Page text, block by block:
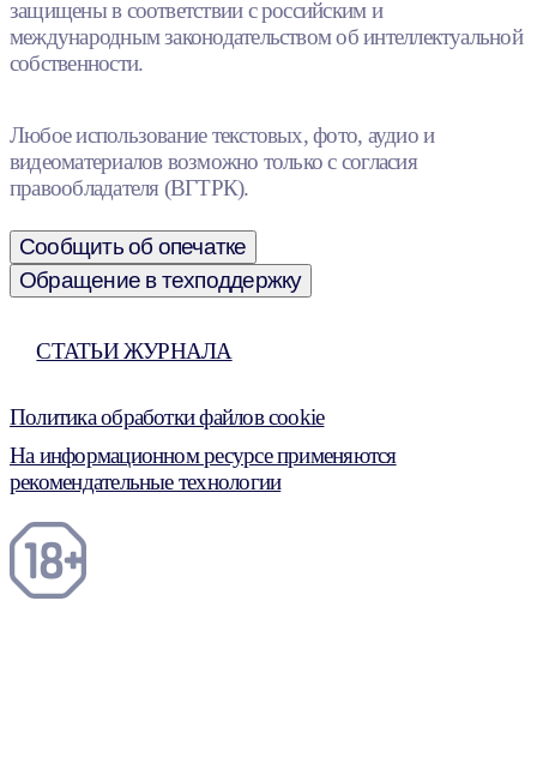
защищены в соответствии с российским и
международным законодательством об интеллектуальной
собственности.
Любое использование текстовых, фото, аудио и
видеоматериалов возможно только с согласия
правообладателя (ВГТРК).
Сообщить об опечатке
Обращение в техподдержку
СТАТЬИ ЖУРНАЛА
Политика обработки файлов cookie
На информационном ресурсе применяются
рекомендательные технологии